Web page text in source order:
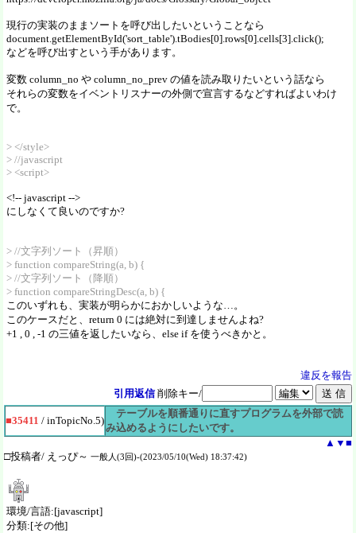
現行の実装のままソートを呼び出したいということなら
document.getElementById('sort_table').tBodies[0].rows[0].cells[3].click();
などを呼び出すという手があります。
変数 column_no や column_no_prev の値を読み取りたいという話なら
それらの変数をイベントリスナーの外側で宣言するなどすればよいわけ
で。
> </style>
> //javascript
> <script>
<!-- javascript -->
にしなくて良いのですか?
> //文字列ソート（昇順）
> function compareString(a, b) {
> //文字列ソート（降順）
> function compareStringDesc(a, b) {
このいずれも、実装が明らかにおかしいような…。
このケースだと、return 0 には絶対に到達しませんよね?
+1 , 0 , -1 の三値を返したいなら、else if を使うべきかと。
違反を報告
引用返信 削除キー/
■35411 / inTopicNo.5)
テーブルを順番通りに直すプログラムを外部で読
み込めるようにしたいです。
▲ ▼ ■
□投稿者/ えっぴ～ 一般人(3回)-(2023/05/10(Wed) 18:37:42)
環境/言語:[javascript]
分類:[その他]